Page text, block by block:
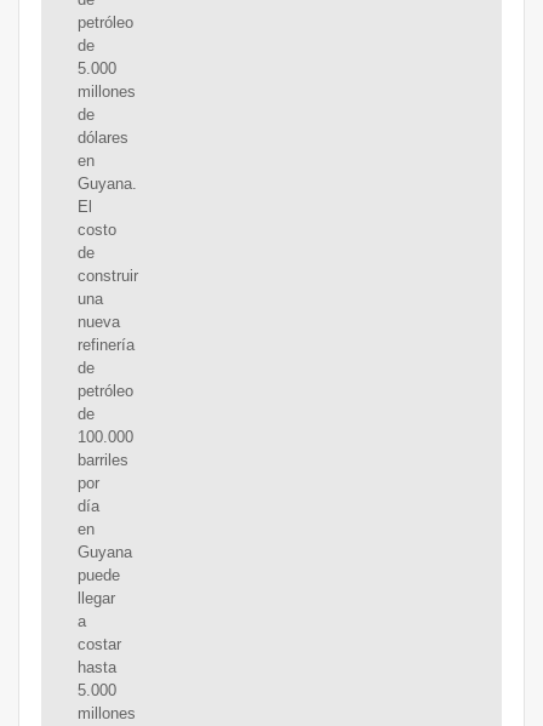
petróleo
de
5.000
millones
de
dólares
en
Guyana.
El
costo
de
construir
una
nueva
refinería
de
petróleo
de
100.000
barriles
por
día
en
Guyana
puede
llegar
a
costar
hasta
5.000
millones